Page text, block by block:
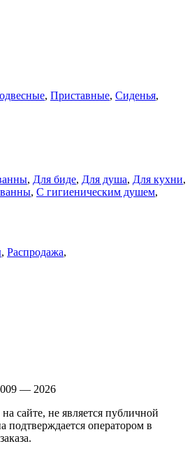
, Приставные, Сиденья,
, Для биде, Для душа, Для кухни,
, C гигиеническим душем,
, Распродажа,
— 2026
сайте, не является публичной
подтверждается оператором в